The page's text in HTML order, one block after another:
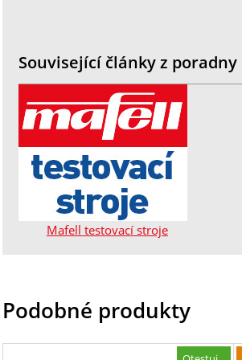
Související články z poradny
Mafell testovací stroje
Podobné produkty